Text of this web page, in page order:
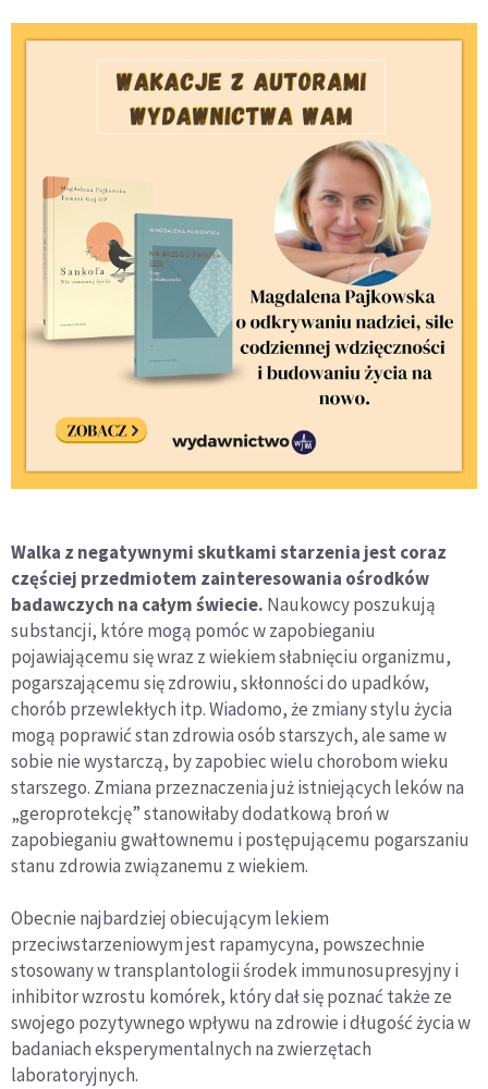
Walka z negatywnymi skutkami starzenia jest coraz
częściej przedmiotem zainteresowania ośrodków
badawczych na całym świecie. Naukowcy poszukują
substancji, które mogą pomóc w zapobieganiu
pojawiającemu się wraz z wiekiem słabnięciu organizmu,
pogarszającemu się zdrowiu, skłonności do upadków,
chorób przewlekłych itp. Wiadomo, że zmiany stylu życia
mogą poprawić stan zdrowia osób starszych, ale same w
sobie nie wystarczą, by zapobiec wielu chorobom wieku
starszego. Zmiana przeznaczenia już istniejących leków na
„geroprotekcję” stanowiłaby dodatkową broń w
zapobieganiu gwałtownemu i postępującemu pogarszaniu
stanu zdrowia związanemu z wiekiem.
Obecnie najbardziej obiecującym lekiem
przeciwstarzeniowym jest rapamycyna, powszechnie
stosowany w transplantologii środek immunosupresyjny i
inhibitor wzrostu komórek, który dał się poznać także ze
swojego pozytywnego wpływu na zdrowie i długość życia w
badaniach eksperymentalnych na zwierzętach
laboratoryjnych.